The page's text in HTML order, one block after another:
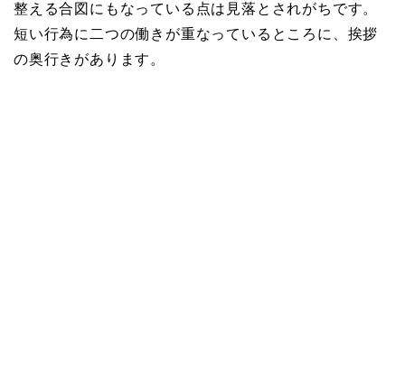
整える合図にもなっている点は見落とされがちです。
短い行為に二つの働きが重なっているところに、挨拶
の奥行きがあります。